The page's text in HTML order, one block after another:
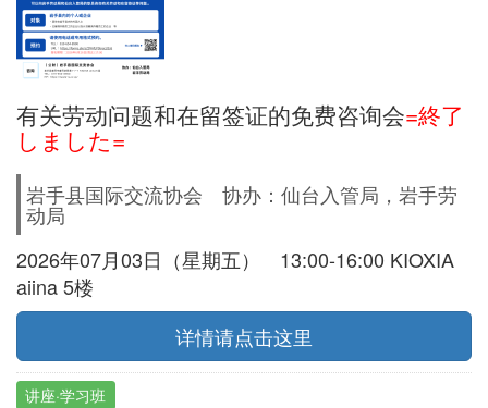
有关劳动问题和在留签证的免费咨询会=終了
しました=
岩手县国际交流协会 协办：仙台入管局，岩手劳
动局
2026年07月03日（星期五） 13:00-16:00 KIOXIA
aiina 5楼
详情请点击这里
讲座·学习班